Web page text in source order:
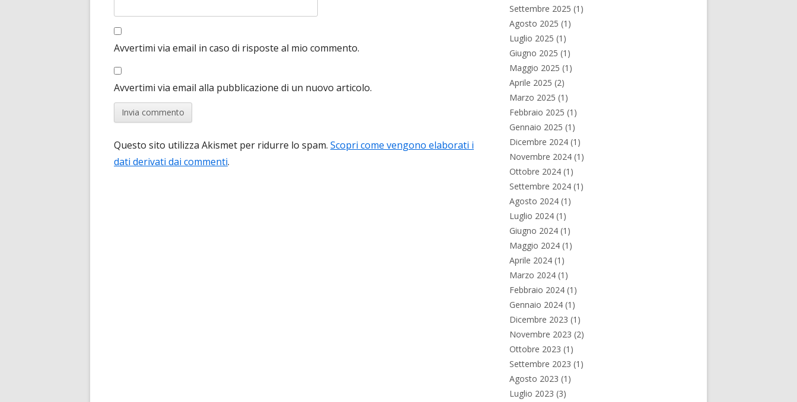
Avvertimi via email in caso di risposte al mio commento.
Avvertimi via email alla pubblicazione di un nuovo articolo.
Questo sito utilizza Akismet per ridurre lo spam. Scopri come vengono elaborati i
dati derivati dai commenti.
Settembre 2025 (1)
Agosto 2025 (1)
Luglio 2025 (1)
Giugno 2025 (1)
Maggio 2025 (1)
Aprile 2025 (2)
Marzo 2025 (1)
Febbraio 2025 (1)
Gennaio 2025 (1)
Dicembre 2024 (1)
Novembre 2024 (1)
Ottobre 2024 (1)
Settembre 2024 (1)
Agosto 2024 (1)
Luglio 2024 (1)
Giugno 2024 (1)
Maggio 2024 (1)
Aprile 2024 (1)
Marzo 2024 (1)
Febbraio 2024 (1)
Gennaio 2024 (1)
Dicembre 2023 (1)
Novembre 2023 (2)
Ottobre 2023 (1)
Settembre 2023 (1)
Agosto 2023 (1)
Luglio 2023 (3)